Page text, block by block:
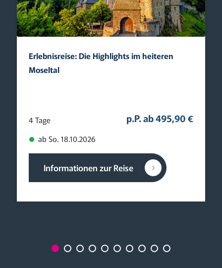
Erlebnisreise: Die Highlights im heiteren
Moseltal
4 Tage
ab So. 18.10.2026
p.P. ab 495,90 €
Informationen zur Reise